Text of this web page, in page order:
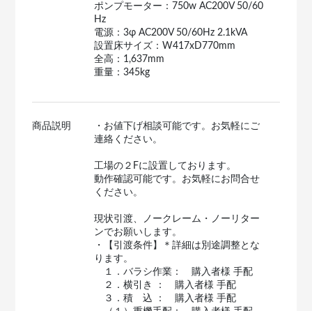
ポンプモーター：750w AC200V 50/60
Hz
電源：3φ AC200V 50/60Hz 2.1kVA
設置床サイズ：W417xD770mm
全高：1,637mm
重量：345kg
商品説明
・お値下げ相談可能です。お気軽にご
連絡ください。
工場の２Fに設置しております。
動作確認可能です。お気軽にお問合せ
ください。
現状引渡、ノークレーム・ノーリター
ンでお願いします。
・【引渡条件】＊詳細は別途調整とな
ります。
１．バラシ作業： 購入者様 手配
２．横引き ： 購入者様 手配
３．積 込 ： 購入者様 手配